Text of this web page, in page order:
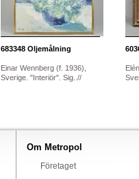
683348 Oljemålning
Einar Wennberg (f. 1936),
Sverige. "Interiör". Sig..//
Om Metropol
Företaget